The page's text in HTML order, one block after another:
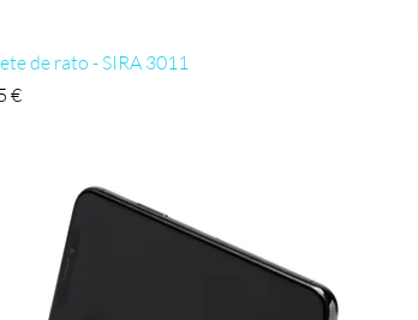
Visualização rápida
de rato - SIRA 3011
€